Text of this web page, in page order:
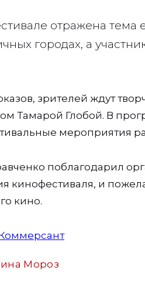
отражена
городах, а
зрителей ждут
Тамарой Глобой. В
мероприятия
поблагодарил
кинофестиваля, и
кино.
Мороз